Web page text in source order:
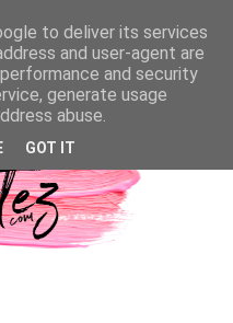
to deliver its services
and user-agent are
and security
generate usage
abuse.
GOT IT